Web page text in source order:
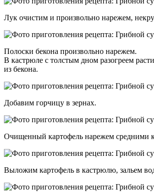
Лук очистим и произвольно нарежем,
Полоски бекона произвольно нарежем.
В кастрюле с толстым дном разогреем
из бекона.
Добавим горчицу в зернах.
Очищенный картофель нарежем средними
Выложим картофель в кастрюлю, зальем